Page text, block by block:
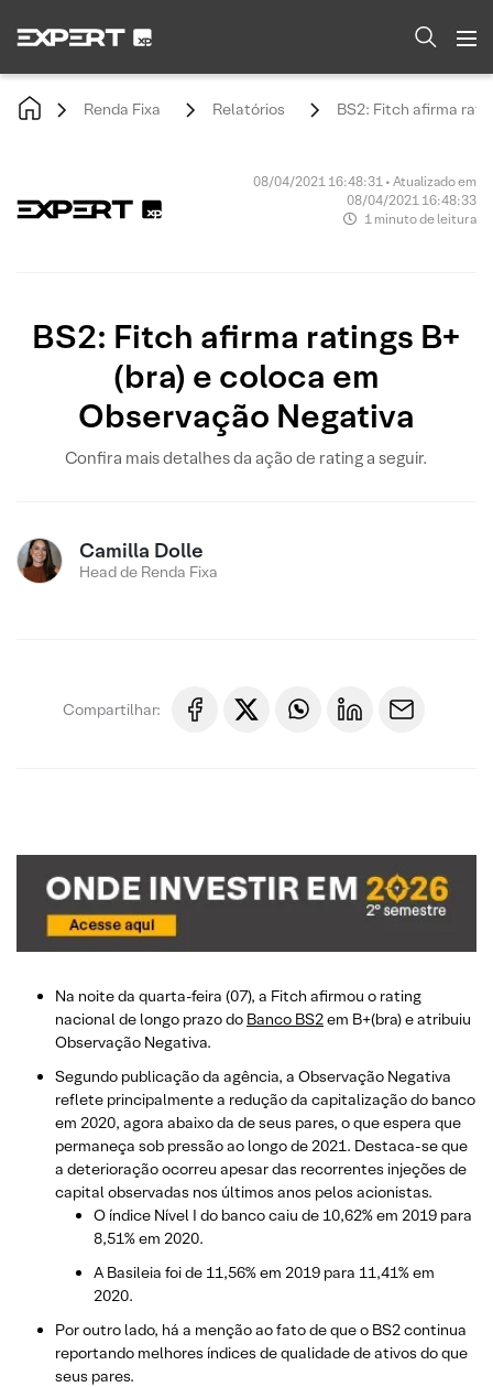
Renda Fixa Relatórios BS2: Fitch afirma
08/04/2021 16:48:31 • Atualizado em
08/04/2021 16:48:33
1 minuto de leitura
BS2: Fitch afirma ratings B+
(bra) e coloca em
Observação Negativa
Confira mais detalhes da ação de rating a seguir.
Camilla Dolle
Head de Renda Fixa
Compartilhar:
Na noite da quarta-feira (07), a Fitch afirmou o rating
nacional de longo prazo do Banco BS2em B+(bra) e atribuiu
Observação Negativa.
Segundo publicação da agência, a Observação Negativa
reflete principalmente a redução da capitalização do banco
em 2020, agora abaixo da de seus pares, o que espera que
permaneça sob pressão ao longo de 2021. Destaca-se que
a deterioração ocorreu apesar das recorrentes injeções de
capital observadas nos últimos anos pelos acionistas.
O índice Nível I do banco caiu de 10,62% em 2019 para
8,51% em 2020.
A Basileia foi de 11,56% em 2019 para 11,41% em
2020.
Por outro lado, há a menção ao fato de que o BS2 continua
reportando melhores índices de qualidade de ativos do que
seus pares.